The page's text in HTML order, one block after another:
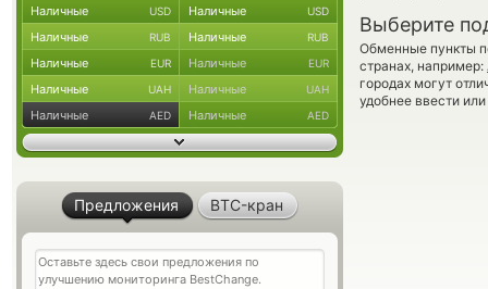
Выберите
Обменные пункты
странах, например:
городах могут
удобнее ввести
Наличные USD Наличные USD
Наличные RUB Наличные RUB
Наличные EUR Наличные EUR
Наличные UAH Наличные UAH
Наличные AED Наличные AED
Предложения BTC-кран